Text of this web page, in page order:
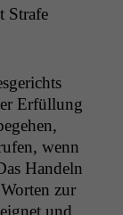
Strafe
Erfül­lung
wenn
Han­deln
zur
und